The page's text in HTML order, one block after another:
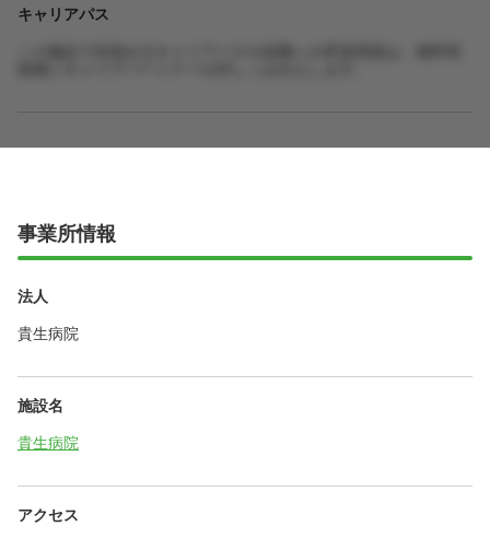
キャリアパス
事業所情報
法人
貴生病院
施設名
貴生病院
アクセス